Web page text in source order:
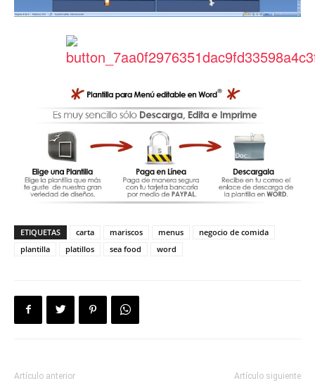
ETIQUETAS carta mariscos menus
negocio de comida
plantilla
platillos sea food word
Artículo anterior Artículo siguiente